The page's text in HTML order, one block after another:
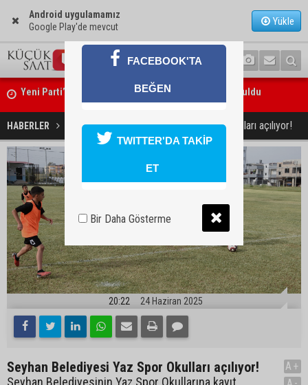
Android uygulamamız
Google Play'de mevcut
Yükle
Feke Belediye Başkanı Cömert Özen, Adana Valisi Mustafa Yavuz’u
ziyaret etti
HABERLER SPOR Seyhan Belediyesi Yaz Spor Okulları açılıyor!
20:22 24 Haziran 2025
Seyhan Belediyesi Yaz Spor Okulları açılıyor!
Seyhan Belediyesinin Yaz Spor Okullarına kayıt
A+
FACEBOOK'TA
BEĞEN
TWITTER'DA TAKİP
ET
Bir Daha Gösterme